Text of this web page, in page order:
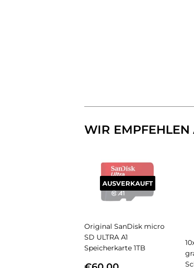
WIR EMPFEHLEN
AUSVERKAUFT
Original SanDisk micro
SD ULTRA A1
Speicherkarte 1TB